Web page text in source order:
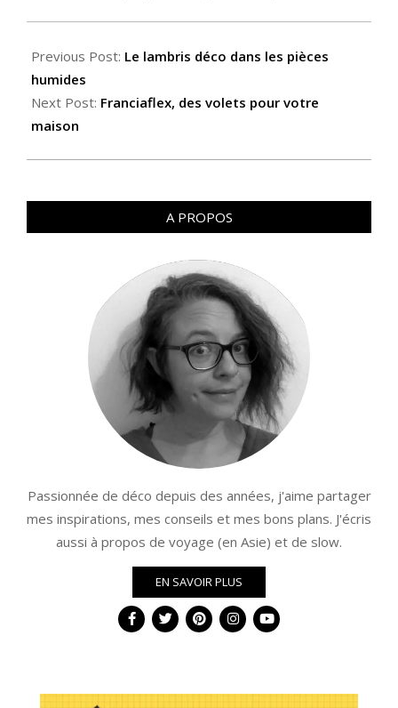
Previous Post: Le lambris déco dans les pièces
humides
Next Post: Franciaflex, des volets pour votre
maison
A PROPOS
Passionnée de déco depuis des années, j'aime partager
mes inspirations, mes conseils et mes bons plans. J'écris
aussi à propos de voyage (en Asie) et de slow.
EN SAVOIR PLUS